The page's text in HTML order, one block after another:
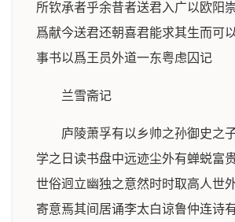
所钦承者乎余昔者送君入广以欧阳
爲献今送君还朝喜君能求其生而可
事书以爲王员外道一东粤虑囚记
兰雪斋记
庐陵萧孚有以乡帅之孙御史之
学之日读书盘中远迹尘外有蝉蜕富
世俗迥立幽独之意然时时取高人世
寄意焉其间居诵李太白谅鲁仲连诗